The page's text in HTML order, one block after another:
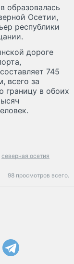
образовалась
Осетии,
республики
дороге
745
всего за
границу в обоих
северная осетия
98 просмотров всего.